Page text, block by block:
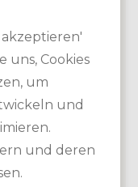
uns, Cookies
um
und
und deren